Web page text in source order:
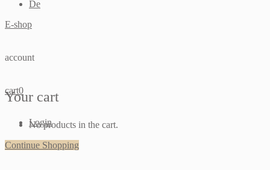
De
E-shop
account
Login
cart0
Your cart
No products in the cart.
Continue Shopping